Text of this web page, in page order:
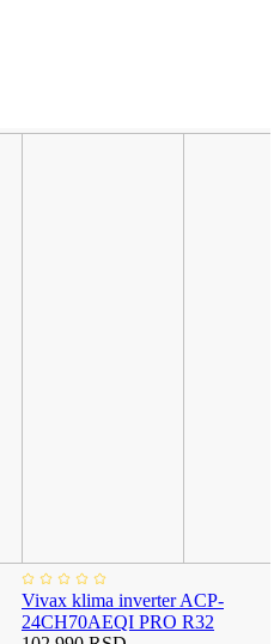
Vivax klima inverter ACP-
24CH70AEQI PRO R32